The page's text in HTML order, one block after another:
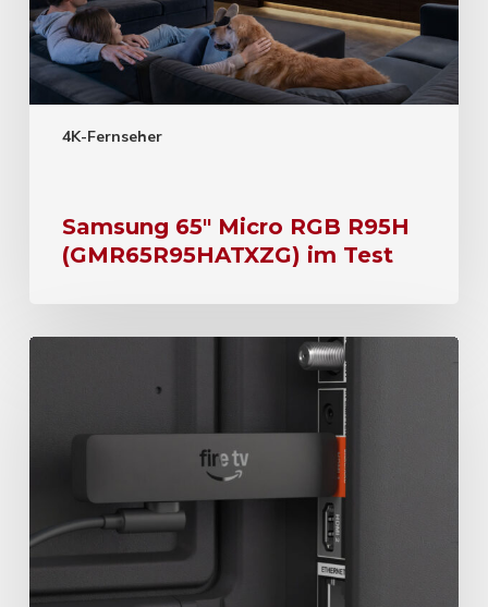
4K-Fernseher
Samsung 65″ Micro RGB R95H
(GMR65R95HATXZG) im Test